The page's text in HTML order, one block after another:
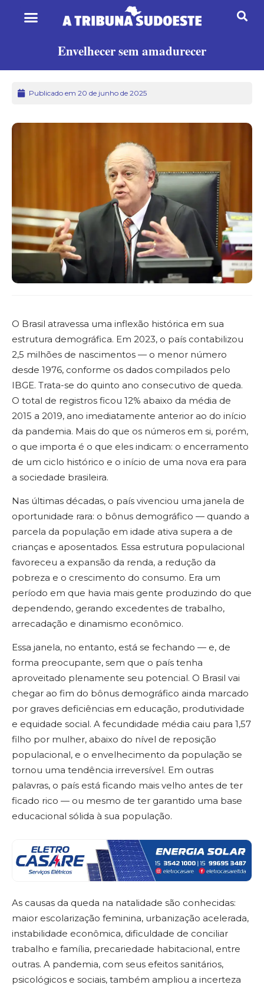
Envelhecer sem amadurecer
Publicado em 20 de junho de 2025
O Brasil atravessa uma inflexão histórica em sua
estrutura demográfica. Em 2023, o país contabilizou
2,5 milhões de nascimentos — o menor número
desde 1976, conforme os dados compilados pelo
IBGE. Trata-se do quinto ano consecutivo de queda.
O total de registros ficou 12% abaixo da média de
2015 a 2019, ano imediatamente anterior ao do início
da pandemia. Mais do que os números em si, porém,
o que importa é o que eles indicam: o encerramento
de um ciclo histórico e o início de uma nova era para
a sociedade brasileira.
Nas últimas décadas, o país vivenciou uma janela de
oportunidade rara: o bônus demográfico — quando a
parcela da população em idade ativa supera a de
crianças e aposentados. Essa estrutura populacional
favoreceu a expansão da renda, a redução da
pobreza e o crescimento do consumo. Era um
período em que havia mais gente produzindo do que
dependendo, gerando excedentes de trabalho,
arrecadação e dinamismo econômico.
Essa janela, no entanto, está se fechando — e, de
forma preocupante, sem que o país tenha
aproveitado plenamente seu potencial. O Brasil vai
chegar ao fim do bônus demográfico ainda marcado
por graves deficiências em educação, produtividade
e equidade social. A fecundidade média caiu para 1,57
filho por mulher, abaixo do nível de reposição
populacional, e o envelhecimento da população se
tornou uma tendência irreversível. Em outras
palavras, o país está ficando mais velho antes de ter
ficado rico — ou mesmo de ter garantido uma base
educacional sólida à sua população.
As causas da queda na natalidade são conhecidas:
maior escolarização feminina, urbanização acelerada,
instabilidade econômica, dificuldade de conciliar
trabalho e família, precariedade habitacional, entre
outras. A pandemia, com seus efeitos sanitários,
psicológicos e sociais, também ampliou a incerteza